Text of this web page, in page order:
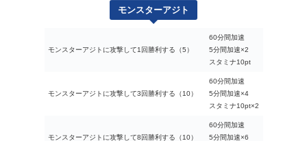
モンスターアジト
モンスターアジトに攻撃して1回勝利する（5）
60分間加速
5分間加速×2
スタミナ10pt
モンスターアジトに攻撃して3回勝利する（10）
60分間加速
5分間加速×4
スタミナ10pt×2
モンスターアジトに攻撃して8回勝利する（10）
60分間加速
5分間加速×6